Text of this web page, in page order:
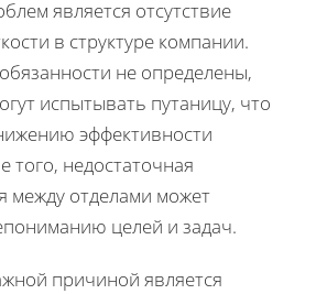
является отсутствие
в структуре компании.
не определены,
испытывать путаницу, что
эффективности
того, недостаточная
между отделами может
целей и задач.
причиной является